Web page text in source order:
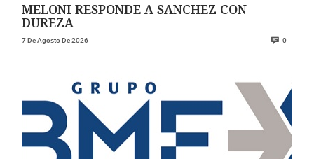
MELONI RESPONDE A SANCHEZ CON
DUREZA
7 De Agosto De 2026 0